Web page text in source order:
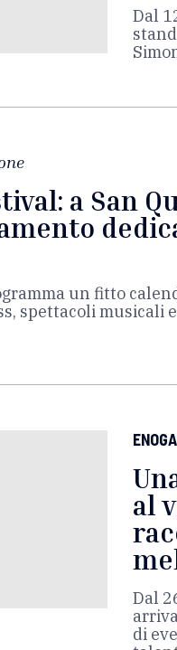
Dal
a San
un fitto
spettacoli musicali
al
Dal
di